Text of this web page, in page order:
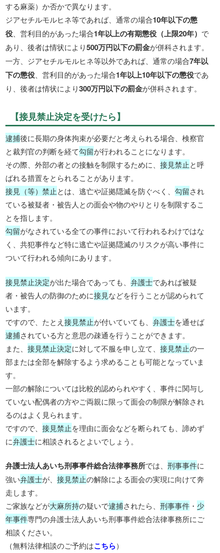
する麻薬）か否かで異なります。
ジアセチルモルヒネ等であれば、通常の場合10年以下の懲
役 、営利目的があった場合1年以上の有期懲役（上限20年） で
あり、後者は情状により500万円以下の罰金が併科されます。
一方、ジアセチルモルヒネ等以外であれば、通常の場合7年以
下の懲役 、営利目的があった場合1年以上10年以下の懲役であ
り、後者は情状により300万円以下の罰金が併科されます。
【接見禁止決定を受けたら】
逮捕後に長期の身体拘束が必要だと考えられる場合、検察官
と裁判官の判断を経て勾留が行われることになります。
その際、外部の者との接触を制限するために、接見禁止と呼
ばれる措置をとられることがあります。
接見（等）禁止とは、逃亡や証拠隠滅を防ぐべく、勾留され
ている被疑者・被告人との面会や物のやりとりを制限するこ
とを指します。
勾留がなされている全ての事件において行われるわけではな
く、共犯事件など特に逃亡や証拠隠滅のリスクが高い事件に
ついて行われる傾向にあります。
接見禁止決定が出た場合であっても、弁護士であれば被疑
者・被告人の防御のために接見などを行うことが認められて
います。
ですので、たとえ接見禁止が付いていても、弁護士を通せば
逮捕されている方と意思の疎通を行うことができます。
また、接見禁止決定に対して不服を申し立て、接見禁止の一
部または全部を解除するよう求めることも可能となっていま
す。
一部の解除については比較的認められやすく、事件に関与し
ていない配偶者の方やご両親に限って面会の制限が解除され
るのはよく見られます。
ですので、接見禁止を理由に面会などを断られても、諦めず
に弁護士に相談されるとよいでしょう。
弁護士法人あいち刑事事件総合法律事務所では、刑事事件に
強い弁護士が、接見禁止の解除による面会の実現に向けて奔
走します。
ご家族などが大麻所持の疑いで逮捕されたら、刑事事件 ・ 少
年事件専門の弁護士法人あいち刑事事件総合法律事務所にご
相談ください。
（無料法律相談のご予約はこちら）